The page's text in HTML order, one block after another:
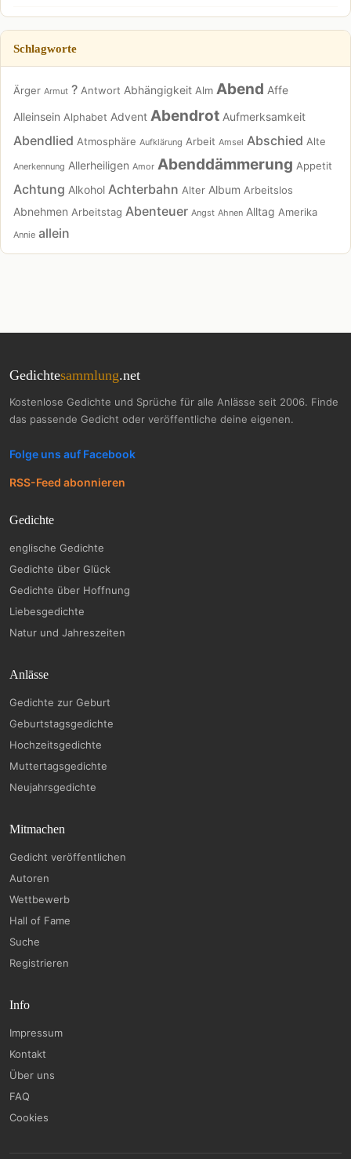
Schlagworte
Ärger Armut ? Antwort Abhängigkeit Alm Abend Affe
Alleinsein Alphabet Advent Abendrot Aufmerksamkeit
Abendlied Atmosphäre Aufklärung Arbeit Amsel Abschied Alte
Anerkennung Allerheiligen Amor Abenddämmerung Appetit
Achtung Alkohol Achterbahn Alter Album Arbeitslos
Abnehmen Arbeitstag Abenteuer Angst Ahnen Alltag Amerika
Annie allein
Gedichtesammlung.net
Kostenlose Gedichte und Sprüche für alle Anlässe seit 2006. Finde
das passende Gedicht oder veröffentliche deine eigenen.
Folge uns auf Facebook
RSS-Feed abonnieren
Gedichte
englische Gedichte
Gedichte über Glück
Gedichte über Hoffnung
Liebesgedichte
Natur und Jahreszeiten
Anlässe
Gedichte zur Geburt
Geburtstagsgedichte
Hochzeitsgedichte
Muttertagsgedichte
Neujahrsgedichte
Mitmachen
Gedicht veröffentlichen
Autoren
Wettbewerb
Hall of Fame
Suche
Registrieren
Info
Impressum
Kontakt
Über uns
FAQ
Cookies